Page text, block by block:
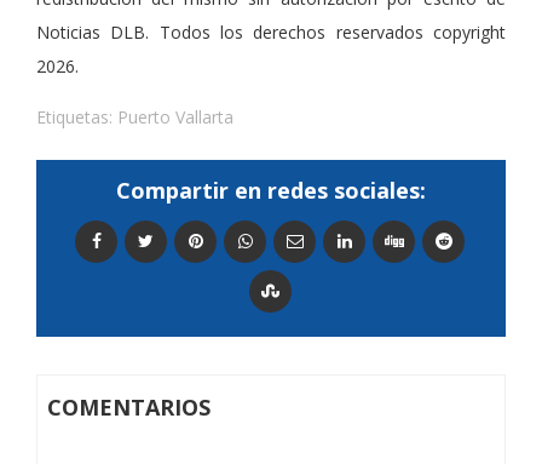
Noticias DLB. Todos los derechos reservados copyright
2026.
Etiquetas: Puerto Vallarta
Compartir en redes sociales:
COMENTARIOS